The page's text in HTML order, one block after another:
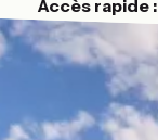
Accès rapide :